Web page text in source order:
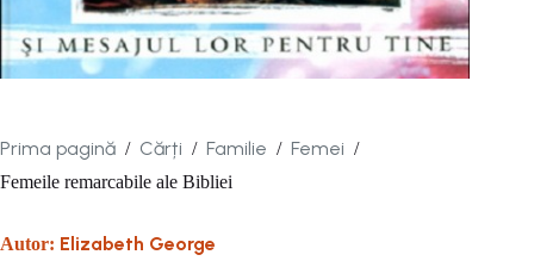
Prima pagină / Cărți / Familie / Femei /
Femeile remarcabile ale Bibliei
Autor: Elizabeth George